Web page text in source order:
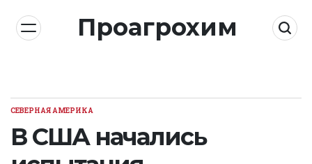
content
Проагрохим
POSTED
СЕВЕРНАЯ АМЕРИКА
В США начались